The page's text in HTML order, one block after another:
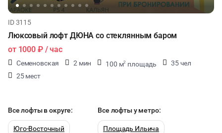
ID 3115
Люксовый лофт ДЮНА со стеклянным баром
от 1000 ₽/ час
Семеновская 2 мин 100 м2 площадь
35 чел
25 мест
Все лофты в округе:
Юго-Восточный
Все лофты у метро:
Площадь Ильича